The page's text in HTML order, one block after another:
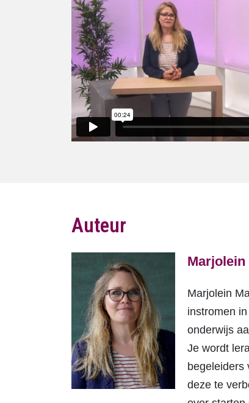
Auteur
Marjolein
Marjolein
instromen
onderwijs
Je wordt
begeleiders
deze te